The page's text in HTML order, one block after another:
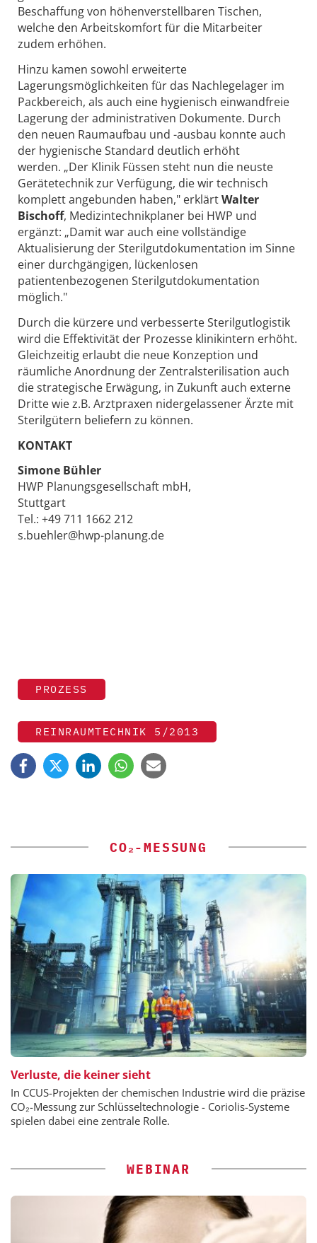
Beschaffung von höhenverstellbaren Tischen,
welche den Arbeitskomfort für die Mitarbeiter
zudem erhöhen.
Hinzu kamen sowohl erweiterte
Lagerungsmöglichkeiten für das Nachlegelager im
Packbereich, als auch eine hygienisch einwandfreie
Lagerung der administrativen Dokumente. Durch
den neuen Raumaufbau und -ausbau konnte auch
der hygienische Standard deutlich erhöht
werden. „Der Klinik Füssen steht nun die neuste
Gerätetechnik zur Verfügung, die wir technisch
komplett angebunden haben," erklärtWalter
Bischoff, Medizintechnikplaner bei HWP und
ergänzt: „Damit war auch eine vollständige
Aktualisierung der Sterilgutdokumentation im Sinne
einer durchgängigen, lückenlosen
patientenbezogenen Sterilgutdokumentation
möglich."
Durch die kürzere und verbesserte Sterilgutlogistik
wird die Effektivität der Prozesse klinikintern erhöht.
Gleichzeitig erlaubt die neue Konzeption und
räumliche Anordnung der Zentralsterilisation auch
die strategische Erwägung, in Zukunft auch externe
Dritte wie z.B. Arztpraxen nidergelassener Ärzte mit
Sterilgütern beliefern zu können.
KONTAKT
Simone Bühler
HWP Planungsgesellschaft mbH,
Stuttgart
Tel.: +49 711 1662 212
s.buehler@hwp-planung.de
PROZESS
REINRAUMTECHNIK 5/2013
CO₂-MESSUNG
Verluste, die keiner sieht
In CCUS-Projekten der chemischen Industrie wird die präzise
CO₂-Messung zur Schlüsseltechnologie - Coriolis-Systeme
spielen dabei eine zentrale Rolle.
WEBINAR